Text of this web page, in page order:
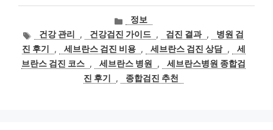
카
테
고
리
정보
태
그
건강 관리 , 건강검진 가이드 , 검진 결과 ,
병원 검
진 후기
, 세브란스 검진 비용 , 세브란스 검진 상담 ,
세
브란스 검진 코스 , 세브란스 병원 ,
세브란스병원 종합검
진 후기
, 종합검진 추천